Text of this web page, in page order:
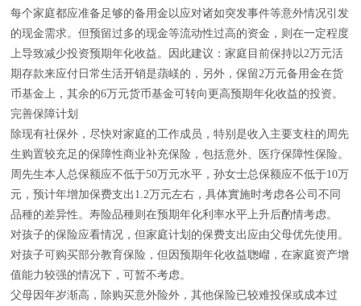
每个家庭都应准备足够的备用金以应对诸如突发事件等意外情况引发
的现金需求。但预留过多的现金等流动性过高的资金，则在一定程度
上导致减少投资预期年化收益。因此建议：家庭目前保持以2万元活
期存款来应付日常生活开销是蕦嵄的，另外，保留2万元备用金在货
币基金上，其余的6万元货币基金可转向更高预期年化收益的投资。
完善保障计划
除现有社保外，尽快对家庭的工作成员，特别是收入主要支柱的周先
生购置较充足的保障性商业补充保险，包括意外、医疗保障性保险。
周先生本人总保额应不低于50万元水平，孙女士总保额应不低于10万
元，预计年增加保费支出1.2万元左右，具体實施时考虑各公司不同
品種的差异性。寿险品種则在预期年化利率水平上升后酌情考虑。
对孩子的保险应看情况，但家庭计划的保费支出应由父母优先使用。
对孩子可购买部分教育保险，但因预期年化收益聦嵧，在家庭资产增
值能力较强的情况下，可暂不考虑。
父母因年岁渐高，除购买意外险外，其他保险已较难投保或成本过